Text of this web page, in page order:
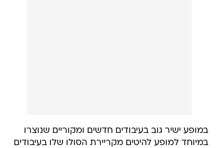
במופע ישיר גוב בעיבודים חדשים ומקוריים שנוצרו
במיוחד למופע להיטים מקריירת הסולו שלו בעיבודים